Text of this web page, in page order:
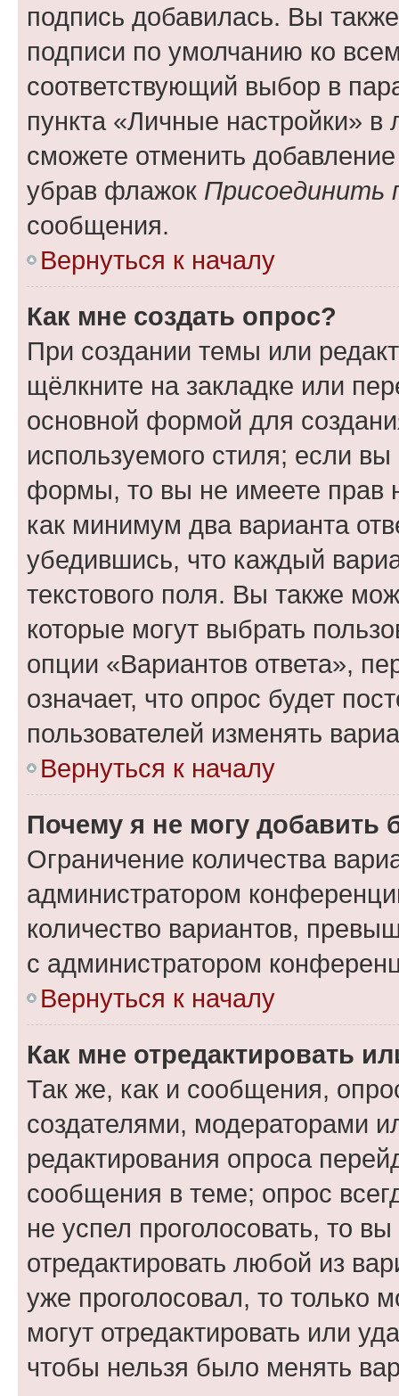
подпись добавилась. Вы
подписи по умолчанию ко
соответствующий выбор в
пункта «Личные настройки»
сможете отменить
убрав флажок Присоединить
сообщения.
Вернуться к началу
Как мне создать опрос?
При создании темы или
щёлкните на закладке или
основной формой для
используемого стиля; если
формы, то вы не имеете прав
как минимум два варианта
убедившись, что каждый
текстового поля. Вы также
которые могут выбрать
опции «Вариантов ответа»,
означает, что опрос будет
пользователей изменять
Вернуться к началу
Почему я не могу добавить
Ограничение количества
администратором
количество вариантов,
с администратором
Вернуться к началу
Как мне отредактировать
Так же, как и сообщения,
создателями, модераторами
редактирования опроса
сообщения в теме; опрос
не успел проголосовать, то
отредактировать любой из
уже проголосовал, то только
могут отредактировать или
чтобы нельзя было менять